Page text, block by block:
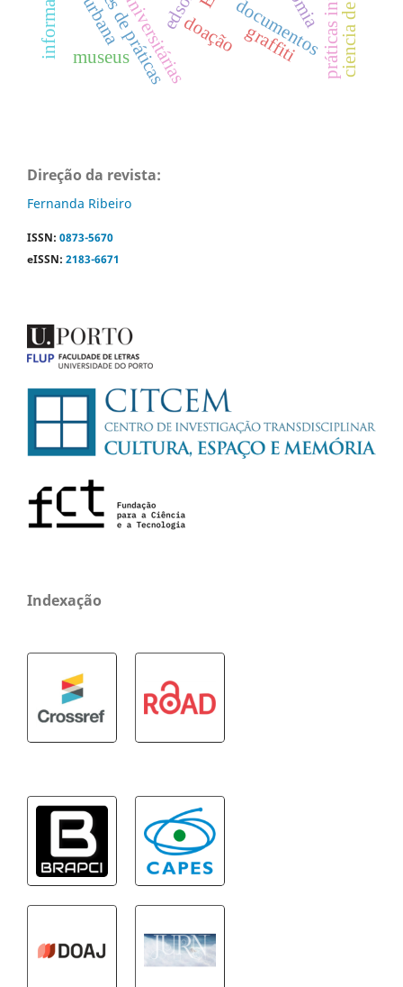
documentos
doação
museus graffiti
Direção da revista:
Fernanda Ribeiro
ISSN:0873-5670
eISSN:2183-6671
Indexação